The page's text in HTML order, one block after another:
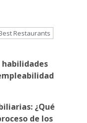
Restaurants
habilidades
¿Qué
de los